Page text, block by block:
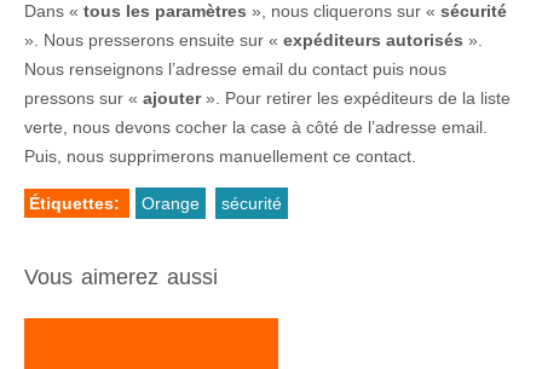
Dans « tous les paramètres », nous cliquerons sur « sécurité
». Nous presserons ensuite sur « expéditeurs autorisés ».
Nous renseignons l’adresse email du contact puis nous
pressons sur « ajouter». Pour retirer les expéditeurs de la liste
verte, nous devons cocher la case à côté de l’adresse email.
Puis, nous supprimerons manuellement ce contact.
Étiquettes: Orange sécurité
Vous aimerez aussi